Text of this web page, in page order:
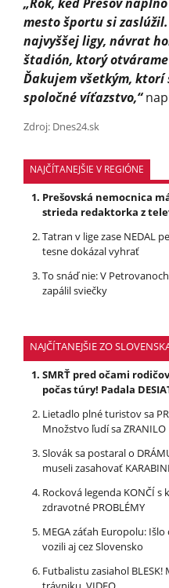
mesto športu si
najvyššej ligy, návrat
štadión, ktorý
Ďakujem všetkým,
spoločné víťazstvo,“
Zdroj: Dnes24.sk
NAJČÍTANEJŠIE V REGIÓNE
Prešovská nemocnica
strieda redaktorka z
Tatran v lige zase NEDAL
tesne dokázal vyhrať
To snáď nie: V
zapálil sviečky
NAJČÍTANEJŠIE ZO
SMRŤ pred očami
počas túry! Padala
Lietadlo plné turistov sa
Množstvo ľudí sa ZRANILO
Slovák sa postaral o
museli zasahovať
Rocková legenda KONČÍ
zdravotné PROBLÉMY
MEGA záťah Europolu:
vozili aj cez Slovensko
Futbalistu zasiahol